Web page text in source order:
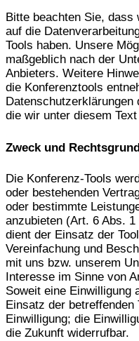
Bitte beachten Sie,
auf die
Tools haben. Unsere
maßgeblich nach der
Anbieters. Weitere
die Konferenztools
die wir unter diesem
Zweck und
Die Konferenz-Tools
oder bestehenden
oder bestimmte
anzubieten (Art. 6 Abs.
dient der Einsatz der
Vereinfachung und
mit uns bzw. unserem
Interesse im Sinne von
Soweit eine Einwilligung
Einsatz der
Einwilligung; die
die Zukunft widerrufbar.